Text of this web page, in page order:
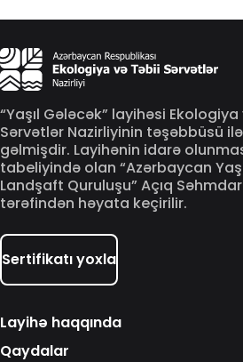
“Yaşıl Gələcək” layihəsi
Sərvətlər Nazirliyinin təşəbbüsü
gəlmişdir. Layihənin idarə
tabeliyində olan “Azərbaycan
Landşaft Quruluşu” Açıq
tərəfindən həyata keçirilir.
Sertifikatı yoxla
Layihə haqqında
Qaydalar